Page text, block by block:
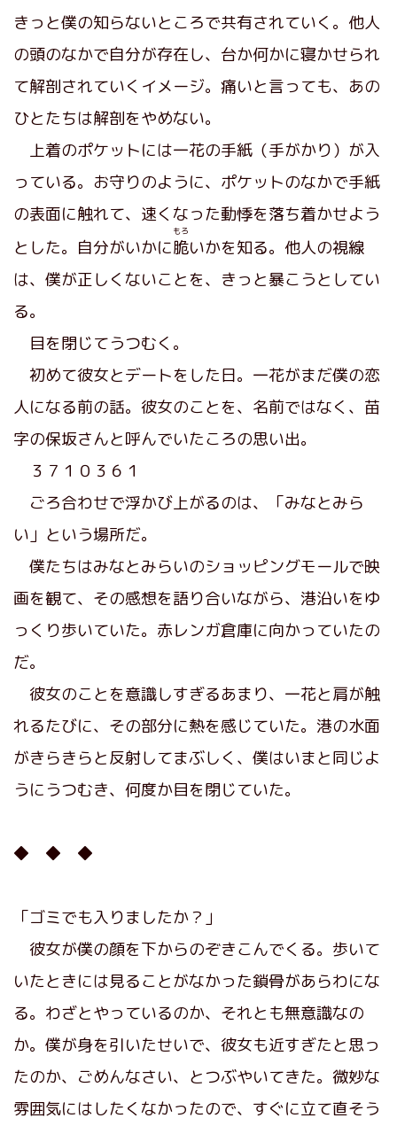
きっと僕の知らないところで共有されていく。他人
の頭のなかで自分が存在し、台か何かに寝かせられ
て解剖されていくイメージ。痛いと言っても、あの
ひとたちは解剖をやめない。
上着のポケットには一花の手紙（手がかり）が入
っている。お守りのように、ポケットのなかで手紙
の表面に触れて、速くなった動悸を落ち着かせよう
とした。自分がいかに脆
もろ
いかを知る。他人の視線
は、僕が正しくないことを、きっと暴こうとしてい
る。
目を閉じてうつむく。
初めて彼女とデートをした日。一花がまだ僕の恋
人になる前の話。彼女のことを、名前ではなく、苗
字の保坂さんと呼んでいたころの思い出。
３７１０３６１
ごろ合わせで浮かび上がるのは、「みなとみら
い」という場所だ。
僕たちはみなとみらいのショッピングモールで映
画を観て、その感想を語り合いながら、港沿いをゆ
っくり歩いていた。赤レンガ倉庫に向かっていたの
だ。
彼女のことを意識しすぎるあまり、一花と肩が触
れるたびに、その部分に熱を感じていた。港の水面
がきらきらと反射してまぶしく、僕はいまと同じよ
うにうつむき、何度か目を閉じていた。
◆ ◆ ◆
「ゴミでも入りましたか？」
彼女が僕の顔を下からのぞきこんでくる。歩いて
いたときには見ることがなかった鎖骨があらわにな
る。わざとやっているのか、それとも無意識なの
か。僕が身を引いたせいで、彼女も近すぎたと思っ
たのか、ごめんなさい、とつぶやいてきた。微妙な
雰囲気にはしたくなかったので、すぐに立て直そう